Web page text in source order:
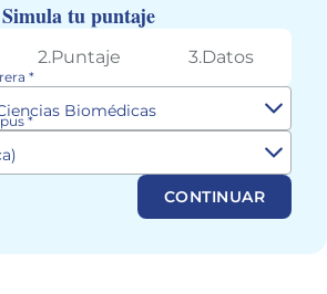
Simula tu puntaje
2.Puntaje 3.Datos
Biomédicas
*
*
CONTINUAR